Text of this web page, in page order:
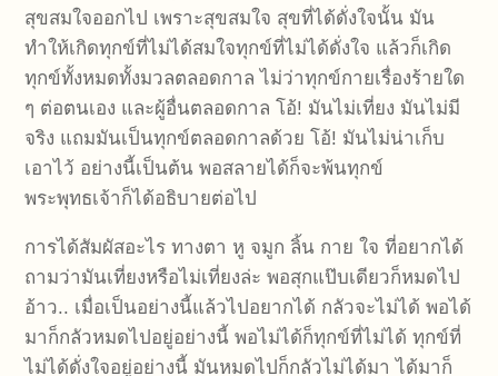
สุขสมใจออกไป เพราะสุขสมใจ สุขที่ได้ดั่งใจนั้น มัน
ทำให้เกิดทุกข์ที่ไม่ได้สมใจทุกข์ที่ไม่ได้ดั่งใจ แล้วก็เกิด
ทุกข์ทั้งหมดทั้งมวลตลอดกาล ไม่ว่าทุกข์กายเรื่องร้ายใด
ๆ ต่อตนเอง และผู้อื่นตลอดกาล โอ้! มันไม่เที่ยง มันไม่มี
จริง แถมมันเป็นทุกข์ตลอดกาลด้วย โอ้! มันไม่น่าเก็บ
เอาไว้ อย่างนี้เป็นต้น พอสลายได้ก็จะพ้นทุกข์
พระพุทธเจ้าก็ได้อธิบายต่อไป
การได้สัมผัสอะไร ทางตา หู จมูก ลิ้น กาย ใจ ที่อยากได้
ถามว่ามันเที่ยงหรือไม่เที่ยงล่ะ พอสุกแป๊บเดียวก็หมดไป
อ้าว.. เมื่อเป็นอย่างนี้แล้วไปอยากได้ กลัวจะไม่ได้ พอได้
มาก็กลัวหมดไปอยู่อย่างนี้ พอไม่ได้ก็ทุกข์ที่ไม่ได้ ทุกข์ที่
ไม่ได้ดั่งใจอยู่อย่างนี้ มันหมดไปก็กลัวไม่ได้มา ได้มาก็